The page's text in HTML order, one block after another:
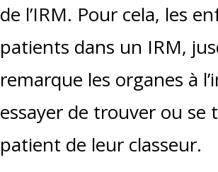
de l’IRM. Pour cela, les
patients dans un IRM,
remarque les organes à
essayer de trouver ou
patient de leur classeur.